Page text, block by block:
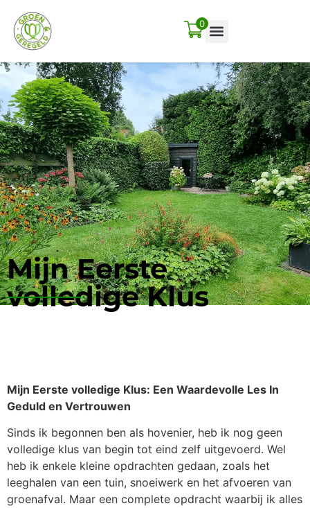
0
Mijn Eerste
volledige Klus
Mijn Eerste volledige Klus: Een Waardevolle Les In
Geduld en Vertrouwen
Sinds ik begonnen ben als hovenier, heb ik nog geen
volledige klus van begin tot eind zelf uitgevoerd. Wel
heb ik enkele kleine opdrachten gedaan, zoals het
leeghalen van een tuin, snoeiwerk en het afvoeren van
groenafval. Maar een complete opdracht waarbij ik alles